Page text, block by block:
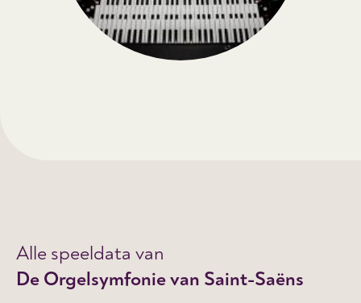
Alle speeldata van
De Orgelsymfonie van Saint-Saëns